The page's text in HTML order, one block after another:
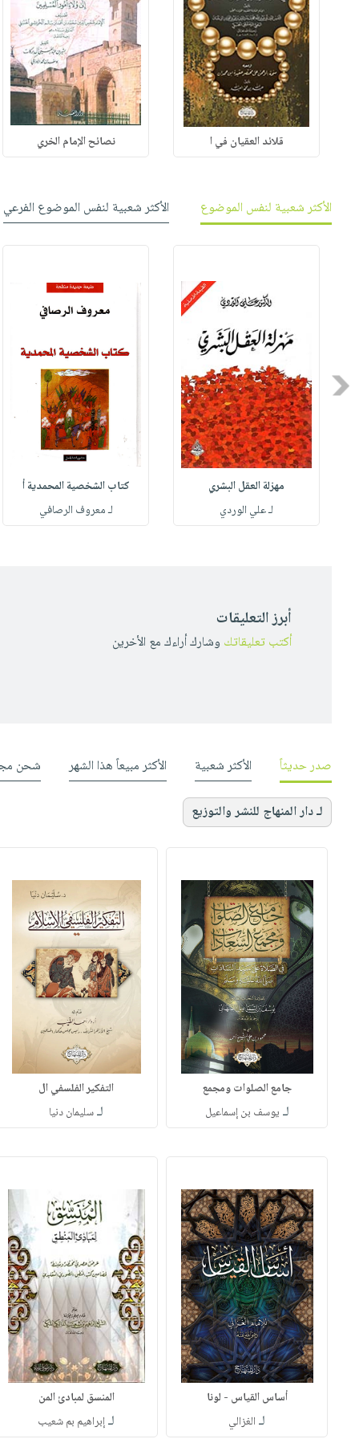
قلائد العقيان في ا نصائح الإمام الخري
الأكثر شعبية لنفس الموضوع الأكثر شعبية لنفس الموضوع الفرعي
Previous
مهزلة العقل البشري
لـ علي الوردي
كتاب الشخصية المحمدية أ
لـ معروف الرصافي
أبرز التعليقات
أكتب تعليقاتك وشارك أراءك مع الأخرين
صدر حديثاً الأكثر شعبية الأكثر مبيعاً هذا الشهر شحن
لـ دار المنهاج للنشر والتوزيع
جامع الصلوات ومجمع
لـ يوسف بن إسماعيل
التفكير الفلسفي ال
لـسليمان دنيا
أساس القياس - لونا
لـ الغزالي
المنسق لمبادئ المن
لـإبراهيم بم شعيب